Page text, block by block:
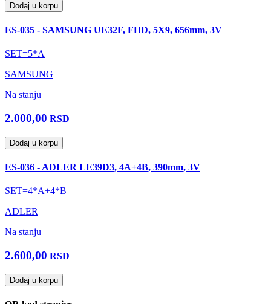
Dodaj u korpu
ES-035 - SAMSUNG UE32F, FHD, 5X9, 656mm, 3V
SET=5*A
SAMSUNG
Na stanju
2.000,00 RSD
Dodaj u korpu
ES-036 - ADLER LE39D3, 4A+4B, 390mm, 3V
SET=4*A+4*B
ADLER
Na stanju
2.600,00 RSD
Dodaj u korpu